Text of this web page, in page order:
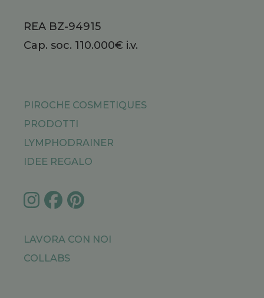
REA BZ-94915
Cap. soc. 110.000€ i.v.
PIROCHE COSMETIQUES
PRODOTTI
LYMPHODRAINER
IDEE REGALO
LAVORA CON NOI
COLLABS